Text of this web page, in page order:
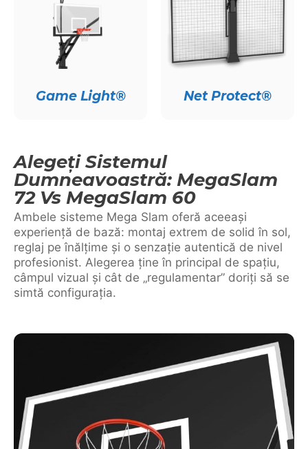
Game Light® Net Protect®
Alegeți Sistemul
Dumneavoastră: MegaSlam
72 Vs MegaSlam 60
Ambele sisteme Mega Slam oferă aceeași
experiență de bază: montaj extrem de solid în sol,
reglaj pe înălțime și o senzație autentică de nivel
profesionist. Alegerea ține în principal de spațiu,
câmpul vizual și cât de „regulamentar” doriți să se
simtă configurația.